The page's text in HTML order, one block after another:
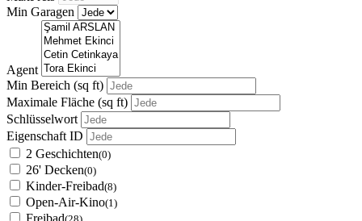
Min Garagen
Agent
Min Bereich (sq ft)
Maximale Fläche (sq ft)
Schlüsselwort
Eigenschaft ID
2 Geschichten(0)
26' Decken(0)
Kinder-Freibad(8)
Open-Air-Kino(1)